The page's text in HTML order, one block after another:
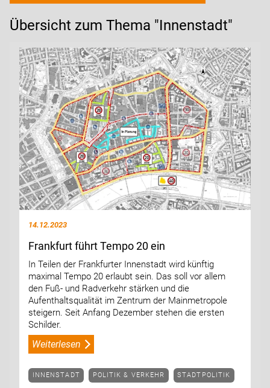
Übersicht zum Thema "Innenstadt"
14.12.2023
Frankfurt führt Tempo 20 ein
In Teilen der Frankfurter Innenstadt wird künftig
maximal Tempo 20 erlaubt sein. Das soll vor allem
den Fuß- und Radverkehr stärken und die
Aufenthaltsqualität im Zentrum der Mainmetropole
steigern. Seit Anfang Dezember stehen die ersten
Schilder.
Weiterlesen
INNENSTADT POLITIK & VERKEHR STADTPOLITIK